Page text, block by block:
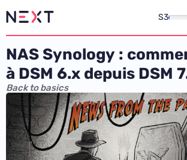
S3
NAS Synology :
à DSM 6.x depuis DSM
Back to basics